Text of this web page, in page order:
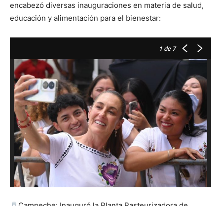
encabezó diversas inauguraciones en materia de salud,
educación y alimentación para el bienestar:
1 de 7